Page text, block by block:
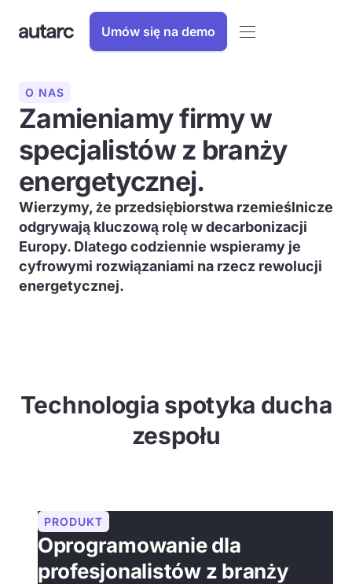
Umów się na demo
O NAS
Zamieniamy firmy w
specjalistów z branży
energetycznej.
Wierzymy, że przedsiębiorstwa rzemieślnicze
odgrywają kluczową rolę w decarbonizacji
Europy. Dlatego codziennie wspieramy je
cyfrowymi rozwiązaniami na rzecz rewolucji
energetycznej.
Technologia spotyka ducha
zespołu
PRODUKT
Oprogramowanie dla
profesjonalistów z branży